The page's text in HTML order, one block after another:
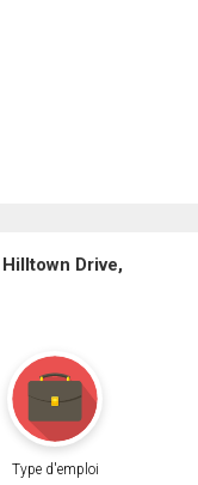
Drive,
Type d'emploi